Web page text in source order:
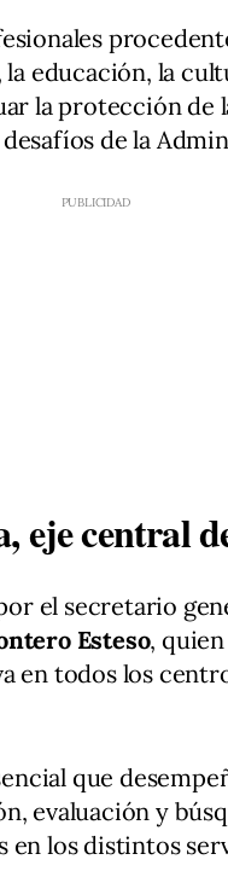
la educación, la
la protección de
de la
eje central
el secretario
Esteso,
en todos los
que
evaluación y
en los distintos